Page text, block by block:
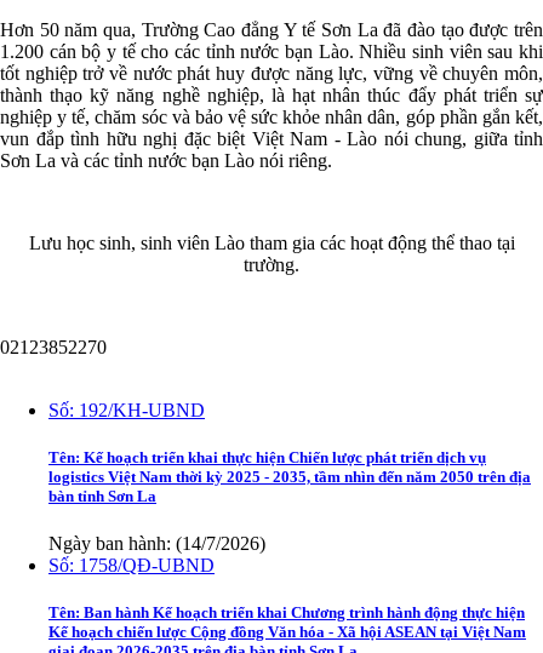
Hơn 50 năm qua, Trường Cao đẳng Y tế Sơn La đã đào tạo được trên
1.200 cán bộ y tế cho các tỉnh nước bạn Lào. Nhiều sinh viên sau khi
tốt nghiệp trở về nước phát huy được năng lực, vững về chuyên môn,
thành thạo kỹ năng nghề nghiệp, là hạt nhân thúc đẩy phát triển sự
nghiệp y tế, chăm sóc và bảo vệ sức khỏe nhân dân, góp phần gắn kết,
vun đắp tình hữu nghị đặc biệt Việt Nam - Lào nói chung, giữa tỉnh
Sơn La và các tỉnh nước bạn Lào nói riêng.
Lưu học sinh, sinh viên Lào tham gia các hoạt động thể thao tại
trường.
02123852270
Số: 192/KH-UBND
Tên: Kế hoạch triển khai thực hiện Chiến lược phát triển dịch vụ
logistics Việt Nam thời kỳ 2025 - 2035, tầm nhìn đến năm 2050 trên địa
bàn tỉnh Sơn La
Ngày ban hành: (14/7/2026)
Số: 1758/QĐ-UBND
Tên: Ban hành Kế hoạch triển khai Chương trình hành động thực hiện
Kế hoạch chiến lược Cộng đồng Văn hóa - Xã hội ASEAN tại Việt Nam